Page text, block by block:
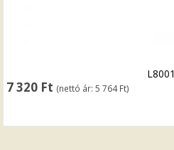
7 320 Ft (nettó ár:5 764Ft)
L8001